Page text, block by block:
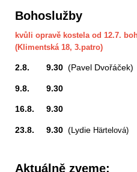
Bohoslužby
kvůli opravě kostela od 12.7.
(Klimentská 18, 3.patro)
2.8. 9.30 (Pavel Dvořáček)
9.8. 9.30
16.8. 9.30
23.8. 9.30 (Lydie Härtelová)
Aktuálně zveme: